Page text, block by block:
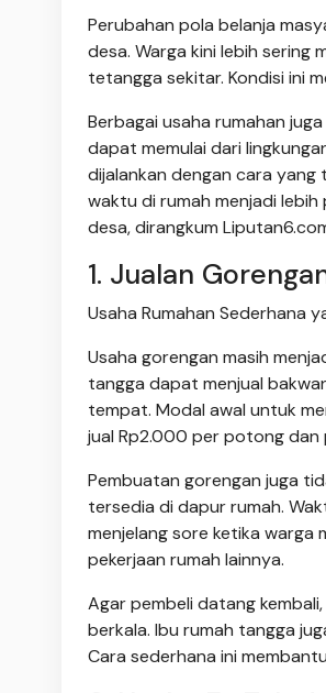
Perubahan pola belanja
desa. Warga kini lebih sering
tetangga sekitar. Kondisi ini
Berbagai usaha rumahan
dapat memulai dari
dijalankan dengan cara
waktu di rumah menjadi
desa, dirangkum
1. Jualan
Usaha Rumahan Sederhana
Usaha gorengan masih
tangga dapat menjual
tempat. Modal awal untuk
jual Rp2.000 per potong dan
Pembuatan gorengan juga
tersedia di dapur rumah.
menjelang sore ketika warga
pekerjaan rumah lainnya.
Agar pembeli datang
berkala. Ibu rumah tangga
Cara sederhana ini